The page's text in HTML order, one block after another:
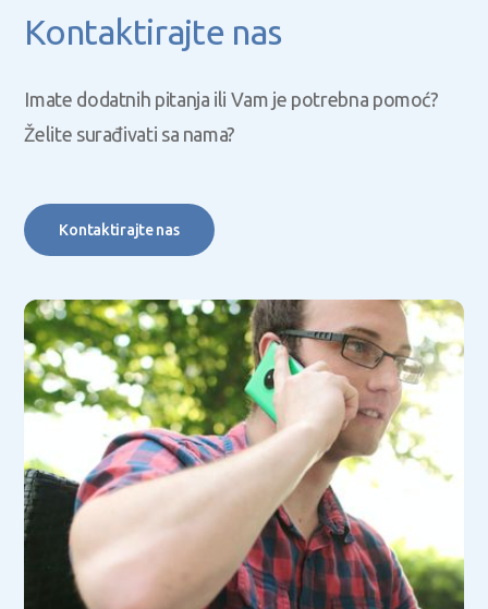
Kontaktirajte nas
Imate dodatnih pitanja ili Vam je potrebna pomoć?
Želite surađivati sa nama?
Kontaktirajte nas